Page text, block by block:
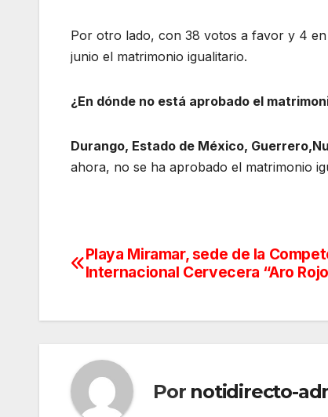
Por otro lado, con 38 votos a favor y 4
junio el matrimonio igualitario.
¿En dónde no está aprobado el
Durango, Estado de México,
ahora, no se ha aprobado el matrimonio
Navegación
entradas
Playa Miramar, sede de la
Internacional Cervecera “Aro
Por notidirecto-